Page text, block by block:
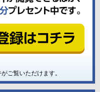
ご覧いただけます。